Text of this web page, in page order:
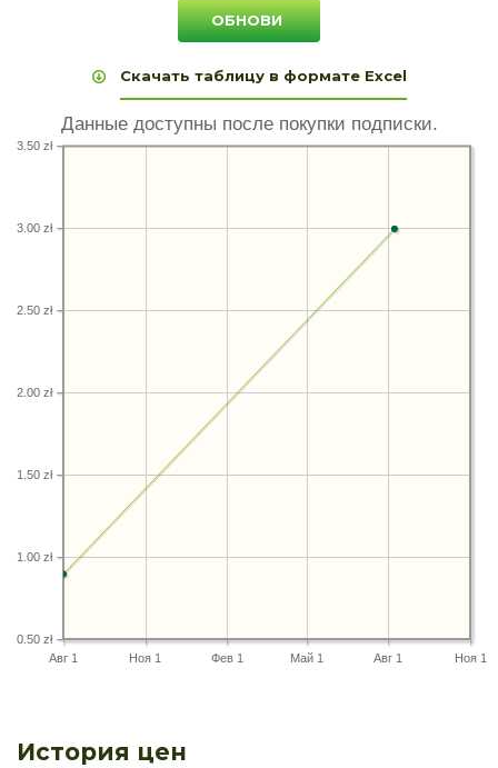
Скачать таблицу в формате Excel
Данные доступны после покупки подписки.
Авг 1 Ноя 1 Фев 1 Май 1 Авг 1 Ноя 1
0.50 zł
1.00 zł
1.50 zł
2.00 zł
2.50 zł
3.00 zł
3.50 zł
История цен